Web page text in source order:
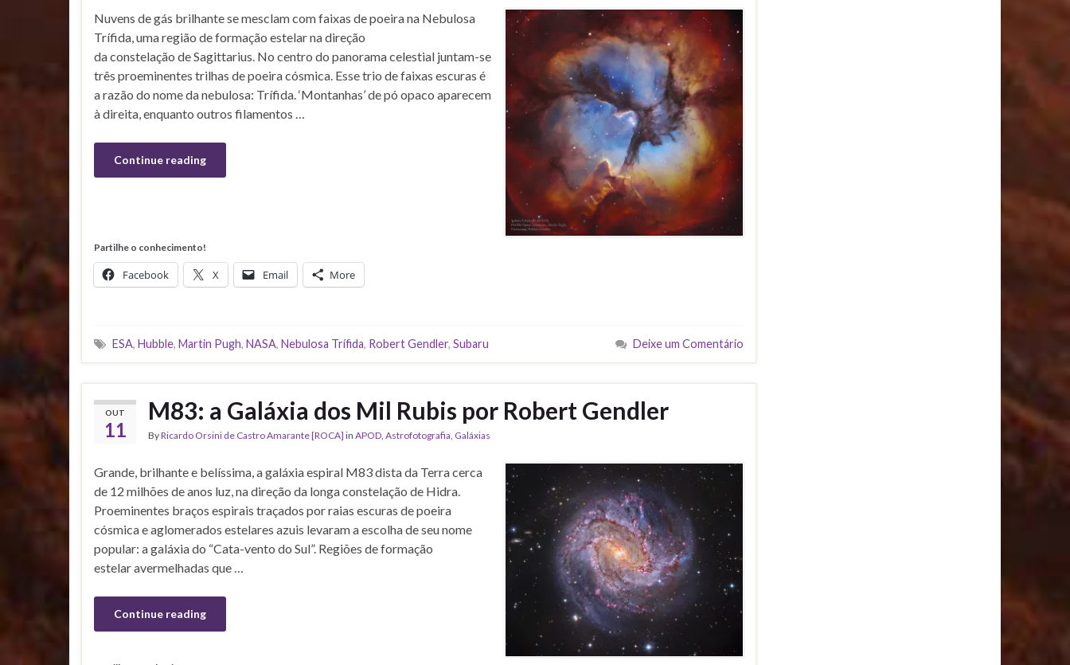
Nuvens de gás brilhante se mesclam com faixas de poeira na Nebulosa
Trífida, uma região de formação estelar na direção
da constelação de Sagittarius. No centro do panorama celestial juntam-se
três proeminentes trilhas de poeira cósmica. Esse trio de faixas escuras é
a razão do nome da nebulosa: Trífida. ‘Montanhas’ de pó opaco aparecem
à direita, enquanto outros filamentos …
Continue reading
Partilhe o conhecimento!
Facebook X Email More
ESA, Hubble, Martin Pugh, NASA, Nebulosa Trífida, Robert Gendler, Subaru Deixe um Comentário
OUT
11
M83: a Galáxia dos Mil Rubis por Robert Gendler
ByRicardo Orsini de Castro Amarante [ROCA] in APOD Astrofotografia Galáxias
Grande, brilhante e belíssima, a galáxia espiral M83 dista da Terra cerca
de 12 milhões de anos luz, na direção da longa constelação de Hidra.
Proeminentes braços espirais traçados por raias escuras de poeira
cósmica e aglomerados estelares azuis levaram a escolha de seu nome
popular: a galáxia do “Cata-vento do Sul”. Regiões de formação
estelar avermelhadas que …
Continue reading